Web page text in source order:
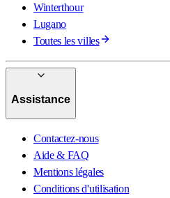
Winterthour
Lugano
Toutes les villes
Assistance
Contactez-nous
Aide & FAQ
Mentions légales
Conditions d'utilisation